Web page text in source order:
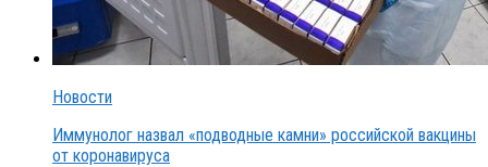
Новости
Иммунолог назвал «подводные камни» российской вакцины
от коронавируса